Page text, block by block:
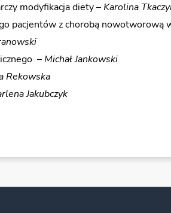
modyfikacja diety –Karolina
pacjentów z chorobą nowotworową
–Michał Jankowski
Rekowska
Jakubczyk